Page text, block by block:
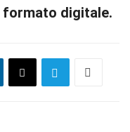
formato digitale.